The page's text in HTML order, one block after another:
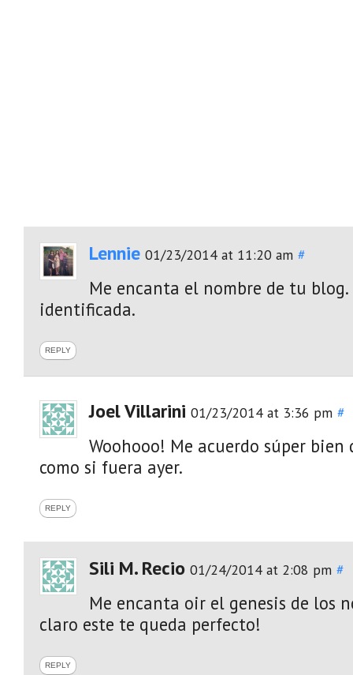
Lennie 01/23/2014 at 11:20 am #
Me encanta el nombre de tu
identificada.
REPLY
Joel Villarini 01/23/2014 at 3:36 pm #
Woohooo! Me acuerdo súper bien
como si fuera ayer.
REPLY
Sili M. Recio 01/24/2014 at 2:08 pm #
Me encanta oir el genesis de los
claro este te queda perfecto!
REPLY